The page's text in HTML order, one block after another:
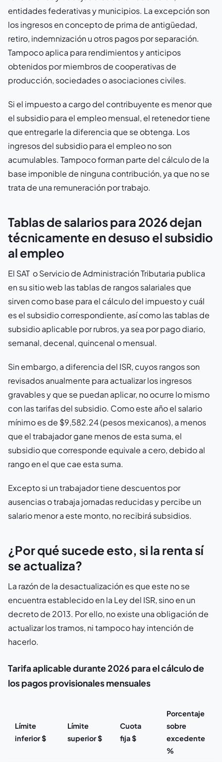
entidades federativas y municipios. La excepción son
los ingresos en concepto de prima de antigüedad,
retiro, indemnización u otros pagos por separación.
Tampoco aplica para rendimientos y anticipos
obtenidos por miembros de cooperativas de
producción, sociedades o asociaciones civiles.
Si el impuesto a cargo del contribuyente es menor que
el subsidio para el empleo mensual, el retenedor tiene
que entregarle la diferencia que se obtenga. Los
ingresos del subsidio para el empleo no son
acumulables. Tampoco forman parte del cálculo de la
base imponible de ninguna contribución, ya que no se
trata de una remuneración por trabajo.
Tablas de salarios para 2026 dejan
técnicamente en desuso el subsidio
al empleo
El SAT o Servicio de Administración Tributaria publica
en su sitio web las tablas de rangos salariales que
sirven como base para el cálculo del impuesto y cuál
es el subsidio correspondiente, así como las tablas de
subsidio aplicable por rubros, ya sea por pago diario,
semanal, decenal, quincenal o mensual.
Sin embargo, a diferencia del ISR, cuyos rangos son
revisados anualmente para actualizar los ingresos
gravables y que se puedan aplicar, no ocurre lo mismo
con las tarifas del subsidio. Como este año el salario
mínimo es de $9,582.24 (pesos mexicanos), a menos
que el trabajador gane menos de esta suma, el
subsidio que corresponde equivale a cero, debido al
rango en el que cae esta suma.
Excepto si un trabajador tiene descuentos por
ausencias o trabaja jornadas reducidas y percibe un
salario menor a este monto, no recibirá subsidios.
¿Por qué sucede esto, si la renta sí
se actualiza?
La razón de la desactualización es que este no se
encuentra establecido en la Ley del ISR, sino en un
decreto de 2013. Por ello, no existe una obligación de
actualizar los tramos, ni tampoco hay intención de
hacerlo.
Tarifa aplicable durante 2026 para el cálculo de
los pagos provisionales mensuales
Límite
inferior $
Límite
superior $
Cuota
fija $
Porcentaje
sobre
excedente
%